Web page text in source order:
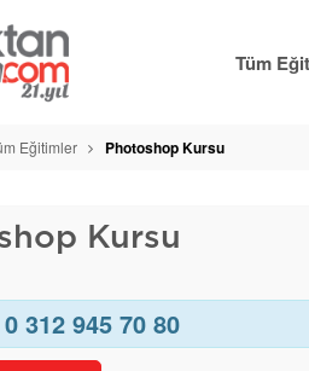
Tüm
Eğitimler Photoshop Kursu
Kursu
0 312 945 70 80